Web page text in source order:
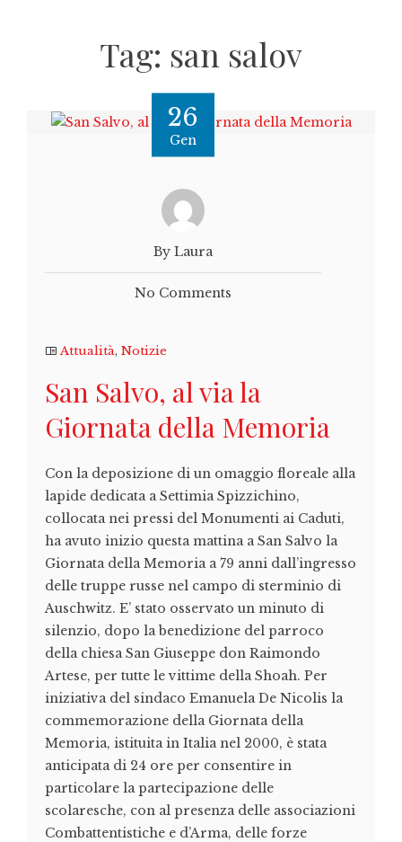
Tag: san salov
26
Gen
By Laura
No Comments
Attualità, Notizie
San Salvo, al via la
Giornata della Memoria
Con la deposizione di un omaggio floreale alla
lapide dedicata a Settimia Spizzichino,
collocata nei pressi del Monumenti ai Caduti,
ha avuto inizio questa mattina a San Salvo la
Giornata della Memoria a 79 anni dall’ingresso
delle truppe russe nel campo di sterminio di
Auschwitz. E’ stato osservato un minuto di
silenzio, dopo la benedizione del parroco
della chiesa San Giuseppe don Raimondo
Artese, per tutte le vittime della Shoah. Per
iniziativa del sindaco Emanuela De Nicolis la
commemorazione della Giornata della
Memoria, istituita in Italia nel 2000, è stata
anticipata di 24 ore per consentire in
particolare la partecipazione delle
scolaresche, con al presenza delle associazioni
Combattentistiche e d’Arma, delle forze